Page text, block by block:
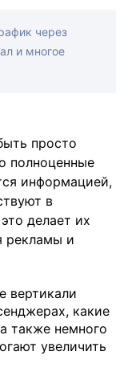
через
и многое
просто
полноценные
информацией,
в
делает их
рекламы и
вертикали
какие
также немного
увеличить